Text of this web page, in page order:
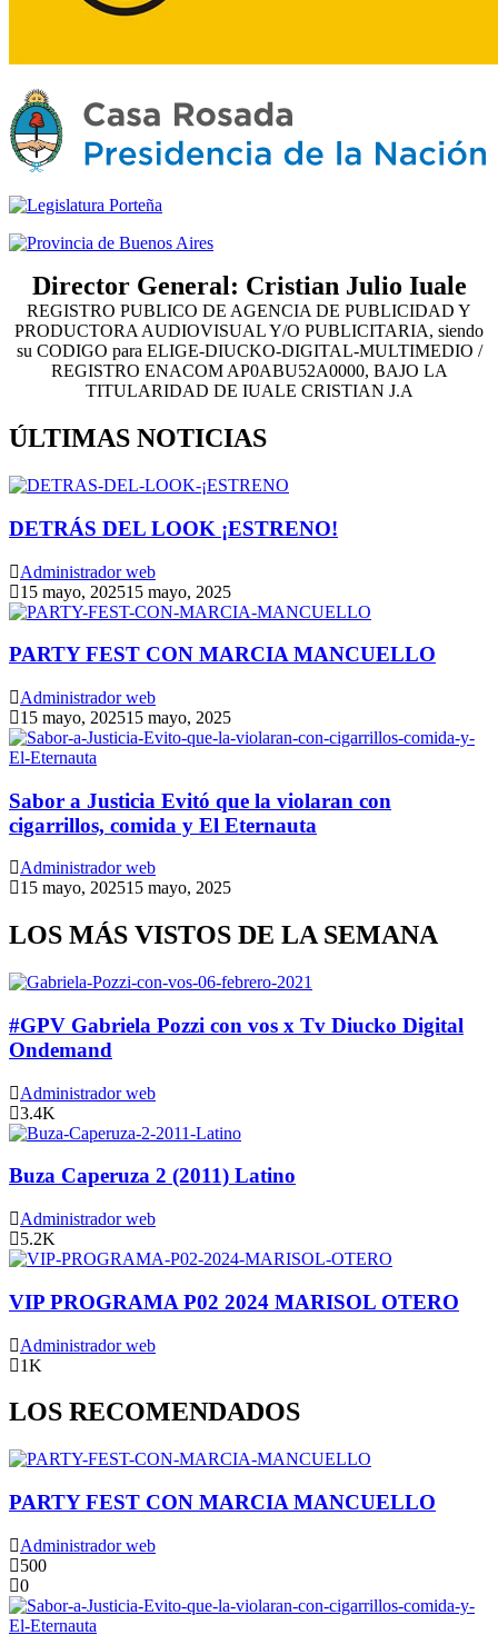
Director General: Cristian Julio Iuale
REGISTRO PUBLICO DE AGENCIA DE PUBLICIDAD Y
PRODUCTORA AUDIOVISUAL Y/O PUBLICITARIA, siendo
su CODIGO para ELIGE-DIUCKO-DIGITAL-MULTIMEDIO /
REGISTRO ENACOM AP0ABU52A0000, BAJO LA
TITULARIDAD DE IUALE CRISTIAN J.A
ÚLTIMAS NOTICIAS
DETRÁS DEL LOOK ¡ESTRENO!
Administrador web
15 mayo, 202515 mayo, 2025
PARTY FEST CON MARCIA MANCUELLO
Administrador web
15 mayo, 202515 mayo, 2025
Sabor a Justicia Evitó que la violaran con
cigarrillos, comida y El Eternauta
Administrador web
15 mayo, 202515 mayo, 2025
LOS MÁS VISTOS DE LA SEMANA
#GPV Gabriela Pozzi con vos x Tv Diucko Digital
Ondemand
Administrador web
3.4K
Buza Caperuza 2 (2011) Latino
Administrador web
5.2K
VIP PROGRAMA P02 2024 MARISOL OTERO
Administrador web
1K
LOS RECOMENDADOS
PARTY FEST CON MARCIA MANCUELLO
Administrador web
500
0